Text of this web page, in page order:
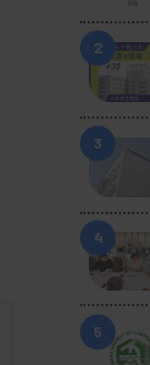
2
3
4
5